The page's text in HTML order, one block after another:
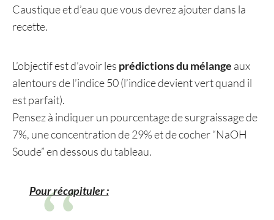
Caustique et d’eau que vous devrez ajouter dans la
recette.
L’objectif est d’avoir les prédictions du mélange aux
alentours de l’indice 50 (l’indice devient vert quand il
est parfait).
Pensez à indiquer un pourcentage de surgraissage de
7%, une concentration de 29% et de cocher “NaOH
Soude” en dessous du tableau.
Pour récapituler :